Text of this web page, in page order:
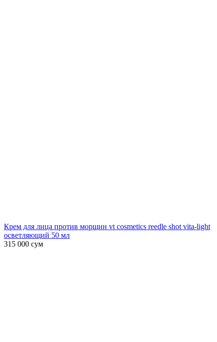
Крем для лица против морщин vt cosmetics reedle shot vita-light
осветляющий 50 мл
315 000 сум